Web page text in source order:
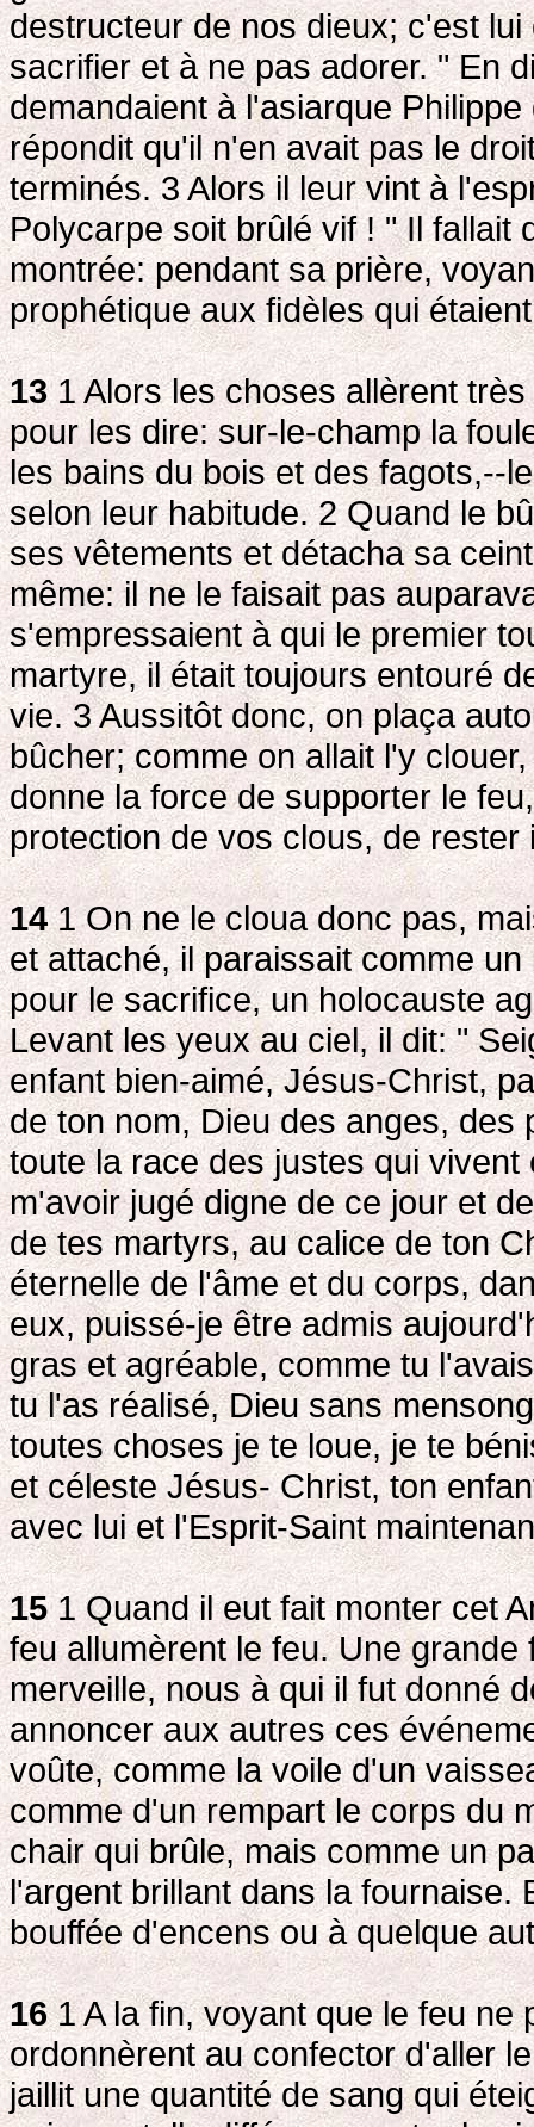
destructeur de nos dieux; c'est
sacrifier et à ne pas adorer. " En
demandaient à l'asiarque
répondit qu'il n'en avait pas le
terminés. 3Alors il leur vint à
Polycarpe soit brûlé vif ! " Il fallait
montrée: pendant sa prière,
prophétique aux fidèles qui
131 Alors les choses allèrent
pour les dire: sur-le-champ la
les bains du bois et des fagots,--
selon leur habitude. 2Quand le
ses vêtements et détacha sa
même: il ne le faisait pas
s'empressaient à qui le premier
martyre, il était toujours entouré
vie. 3Aussitôt donc, on plaça
bûcher; comme on allait l'y
donne la force de supporter le
protection de vos clous, de rester
141 On ne le cloua donc pas,
et attaché, il paraissait comme
pour le sacrifice, un holocauste
Levant les yeux au ciel, il dit: "
enfant bien-aimé, Jésus-Christ,
de ton nom, Dieu des anges,
toute la race des justes qui vivent
m'avoir jugé digne de ce jour et
de tes martyrs, au calice de ton
éternelle de l'âme et du corps,
eux, puissé-je être admis
gras et agréable, comme tu
tu l'as réalisé, Dieu sans
toutes choses je te loue, je te
et céleste Jésus- Christ, ton
avec lui et l'Esprit-Saint
151 Quand il eut fait monter cet
feu allumèrent le feu. Une
merveille, nous à qui il fut donné
annoncer aux autres ces
voûte, comme la voile d'un
comme d'un rempart le corps du
chair qui brûle, mais comme un
l'argent brillant dans la fournaise.
bouffée d'encens ou à quelque
161 A la fin, voyant que le feu ne
ordonnèrent au confector d'aller
jaillit une quantité de sang qui